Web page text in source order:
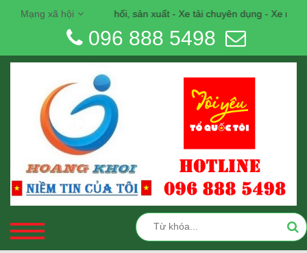
Mạng xã hội
khẩu, phân phối, sản xuất - Xe tải chuyên dụng - Xe môi
096 888 5498